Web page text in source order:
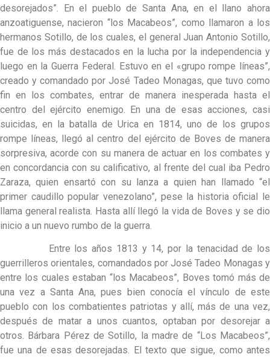
desorejados”. En el pueblo de Santa Ana, en el llano ahora
anzoatiguense, nacieron “los Macabeos”, como llamaron a los
hermanos Sotillo, de los cuales, el general Juan Antonio Sotillo,
fue de los más destacados en la lucha por la independencia y
luego en la Guerra Federal. Estuvo en el «grupo rompe líneas”,
creado y comandado por José Tadeo Monagas, que tuvo como
fin en los combates, entrar de manera inesperada hasta el
centro del ejército enemigo. En una de esas acciones, casi
suicidas, en la batalla de Urica en 1814, uno de los grupos
rompe líneas, llegó al centro del ejército de Boves de manera
sorpresiva, acorde con su manera de actuar en los combates y
en concordancia con su calificativo, al frente del cual iba Pedro
Zaraza, quien ensartó con su lanza a quien han llamado “el
primer caudillo popular venezolano”, pese la historia oficial le
llama general realista. Hasta allí llegó la vida de Boves y se dio
inicio a un nuevo rumbo de la guerra.
Entre los años 1813 y 14, por la tenacidad de los
guerrilleros orientales, comandados por José Tadeo Monagas y
entre los cuales estaban “los Macabeos”, Boves tomó más de
una vez a Santa Ana, pues bien conocía el vínculo de este
pueblo con los combatientes patriotas y allí, más de una vez,
después de matar a unos cuantos, optaban por desorejar a
otros. Bárbara Pérez de Sotillo, la madre de “Los Macabeos”,
fue una de esas desorejadas. El texto que sigue, como antes